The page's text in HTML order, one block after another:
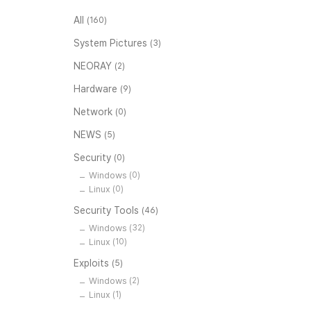
All (160)
System Pictures (3)
NEORAY (2)
Hardware (9)
Network (0)
NEWS (5)
Security (0)
Windows (0)
Linux (0)
Security Tools (46)
Windows (32)
Linux (10)
Exploits (5)
Windows (2)
Linux (1)